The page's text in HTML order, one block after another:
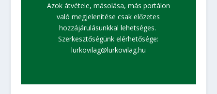
Azok átvétele, másolása, más portálon
való megjelenítése csak előzetes
hozzájárulásunkkal lehetséges.
Szerkesztőségünk elérhetősége:
lurkovilag@lurkovilag.hu